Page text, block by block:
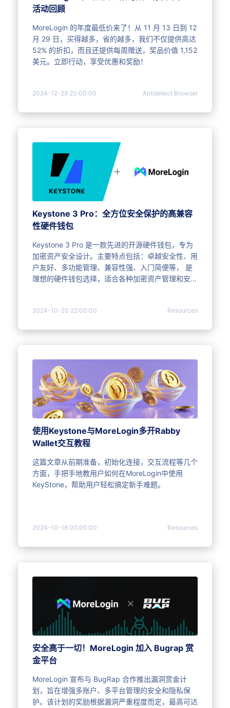
活动回顾
MoreLogin 的年度最低价来了！从 11 月 13 日到 12
月 29 日，买得越多，省的越多，我们不仅提供高达
52% 的折扣，而且还提供每周赠送，奖品价值 1,152
美元。立即行动，享受优惠和奖励！
2024-12-29 20:00:00 Antidetect Browser
Keystone 3 Pro：全方位安全保护的高兼容
性硬件钱包
Keystone 3 Pro 是一款先进的开源硬件钱包，专为
加密资产安全设计。主要特点包括：卓越安全性、用
户友好、多功能管理、兼容性强、入门简便等， 是
理想的硬件钱包选择，适合各种加密资产管理和安全
2024-10-20 22:00:00 Resources
使用Keystone与MoreLogin多开Rabby
Wallet交互教程
这篇文章从前期准备，初始化连接，交互流程等几个
方面，手把手地教用户如何在MoreLogin中使用
KeyStone，帮助用户轻松搞定新手难题。
2024-10-18 00:00:00 Resources
安全高于一切！MoreLogin 加入 Bugrap 赏
金平台
MoreLogin 宣布与 BugRap 合作推出漏洞赏金计
划，旨在增强多账户、多平台管理的安全和隐私保
护。该计划的奖励根据漏洞严重程度而定，最高可达